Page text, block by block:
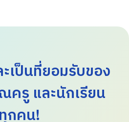
เป็นที่ยอมรับของ
ครู และนักเรียน
ทุกคน!